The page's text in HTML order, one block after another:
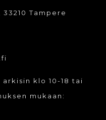
Tampere
klo 10-18 tai
mukaan: